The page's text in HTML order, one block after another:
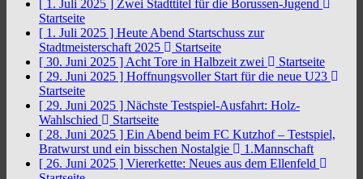
[ 1. Juli 2025 ] Zwei Stadttitel für die Borussen-Jugend
Startseite
[ 1. Juli 2025 ] Heute Abend Startschuss zur
Stadtmeisterschaft 2025
Startseite
[ 30. Juni 2025 ] Acht Tore in Halbzeit zwei
Startseite
[ 29. Juni 2025 ] Hoffnungsvoller Start für die neue U23
Startseite
[ 29. Juni 2025 ] Nächste Testspiel-Ausfahrt: Holz-
Wahlschied
Startseite
[ 28. Juni 2025 ] Ein Abend beim FC Kutzhof – Testspiel,
Bratwurst und ein bisschen Nostalgie
1.Mannschaft
[ 26. Juni 2025 ] Viererkette: Neues aus dem Ellenfeld